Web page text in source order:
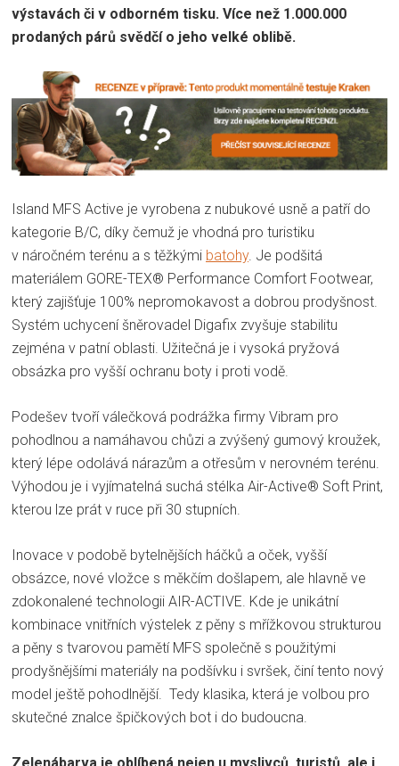
výstavách či v odborném tisku. Více než 1.000.000
prodaných párů svědčí o jeho velké oblibě.
Island MFS Active je vyrobena z nubukové usně a patří do
kategorie B/C, díky čemuž je vhodná pro turistiku
v náročném terénu a s těžkými batohy. Je podšitá
materiálem GORE-TEX® Performance Comfort Footwear,
který zajišťuje 100% nepromokavost a dobrou prodyšnost.
Systém uchycení šněrovadel Digafix zvyšuje stabilitu
zejména v patní oblasti. Užitečná je i vysoká pryžová
obsázka pro vyšší ochranu boty i proti vodě.
Podešev tvoří válečková podrážka firmy Vibram pro
pohodlnou a namáhavou chůzi a zvýšený gumový kroužek,
který lépe odolává nárazům a otřesům v nerovném terénu.
Výhodou je i vyjímatelná suchá stélka Air-Active® Soft Print,
kterou lze prát v ruce při 30 stupních.
Inovace v podobě bytelnějších háčků a oček, vyšší
obsázce, nové vložce s měkčím došlapem, ale hlavně ve
zdokonalené technologii AIR-ACTIVE. Kde je unikátní
kombinace vnitřních výstelek z pěny s mřížkovou strukturou
a pěny s tvarovou pamětí MFS společně s použitými
prodyšnějšími materiály na podšívku i svršek, činí tento nový
model ještě pohodlnější. Tedy klasika, která je volbou pro
skutečné znalce špičkových bot i do budoucna.